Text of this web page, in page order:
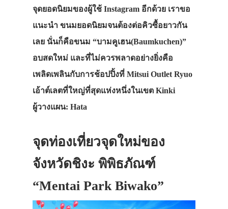
จุดยอดนิยมของผู้ใช้ Instagram อีกด้วย เราขอ
แนะนำ ขนมยอดนิยมจนต้องต่อคิวซื้อยาวกัน
เลย นั่นก็คือขนม “บามคูเฮน(Baumkuchen)”
อบสดใหม่ และที่ไม่ควรพลาดอย่างยิ่งคือ
เพลิดเพลินกับการช้อปปิ้งที่ Mitsui Outlet Ryuo
เอ้าต์เลตที่ใหญ่ที่สุดแห่งหนึ่งในเขต Kinki
ผู้วางแผน: Hata
จุดท่องเที่ยวจุดใหม่ของ
จังหวัดชิงะ พิพิธภัณฑ์
“Mentai Park Biwako”